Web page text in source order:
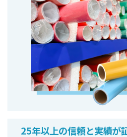
25年以上の信頼と実績が